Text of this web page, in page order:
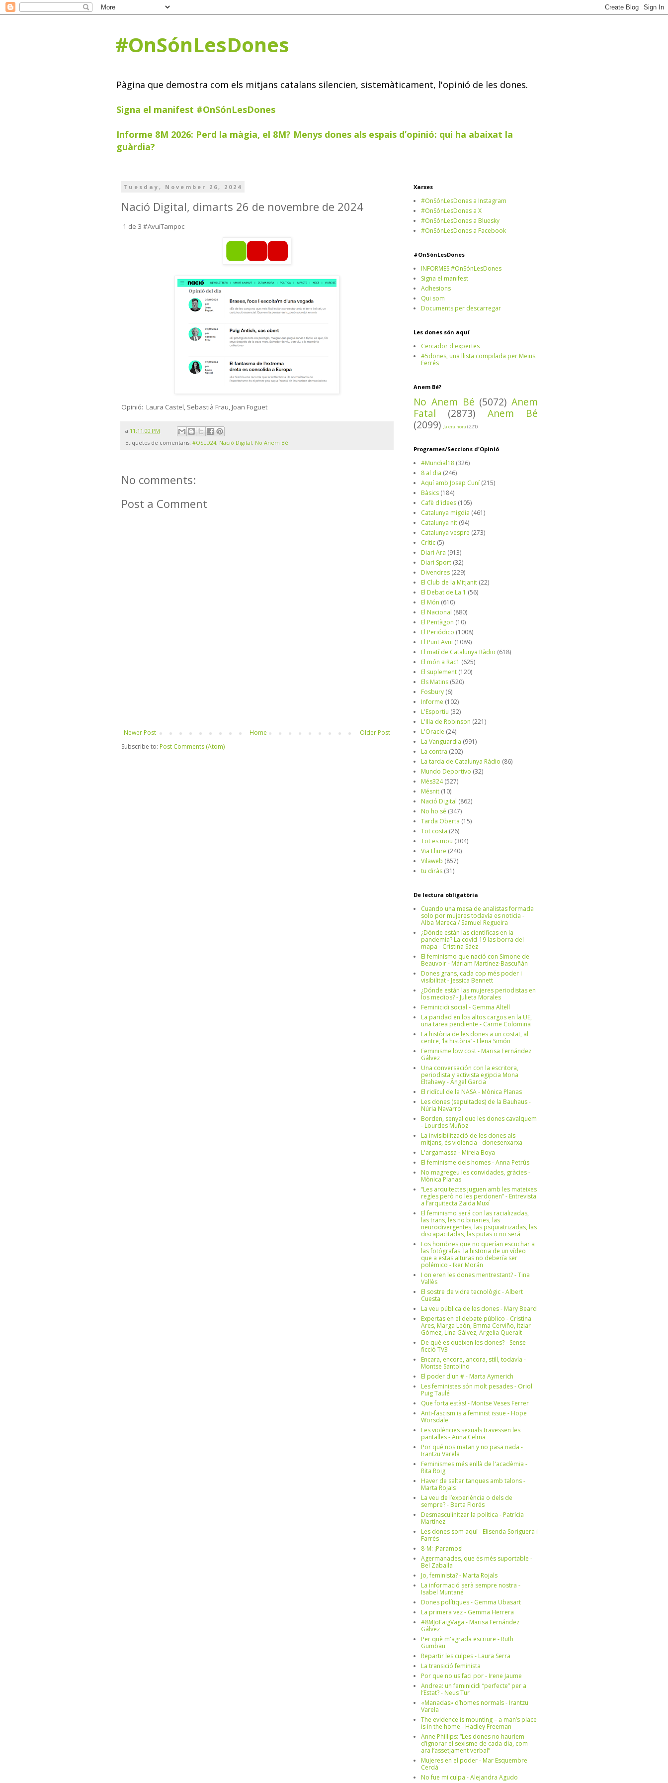
#OnSónLesDones
Pàgina que demostra com els mitjans catalans silencien, sistemàticament, l'opinió de les dones.
Signa el manifest #OnSónLesDones
Informe 8M 2026: Perd la màgia, el 8M? Menys dones als espais d’opinió: qui ha abaixat la
guàrdia?
Tuesday, November 26, 2024
Nació Digital, dimarts 26 de novembre de 2024
1 de 3 #AvuiTampoc
Opinió: Laura Castel, Sebastià Frau, Joan Foguet
a 11:11:00 PM
Etiquetes de comentaris: #OSLD24, Nació Digital, No Anem Bé
No comments:
Post a Comment
Newer Post Older Post
Home
Subscribe to: Post Comments (Atom)
Xarxes
#OnSónLesDones a Instagram
#OnSónLesDones a X
#OnSónLesDones a Bluesky
#OnSónLesDones a Facebook
#OnSónLesDones
INFORMES #OnSónLesDones
Signa el manifest
Adhesions
Qui som
Documents per descarregar
Les dones són aquí
Cercador d'expertes
#5dones, una llista compilada per Meius
Ferrés
Anem Bé?
No Anem Bé (5072) Anem
Fatal
(2873)
Anem Bé
(2099) Ja era hora (221)
Programes/Seccions d'Opinió
#Mundial18 (326)
8 al dia (246)
Aquí amb Josep Cuní (215)
Bàsics (184)
Cafè d'idees (105)
Catalunya migdia (461)
Catalunya nit (94)
Catalunya vespre (273)
Crític (5)
Diari Ara (913)
Diari Sport (32)
Divendres (229)
El Club de la Mitjanit (22)
El Debat de La 1 (56)
El Món (610)
El Nacional (880)
El Pentàgon (10)
El Periódico (1008)
El Punt Avui (1089)
El matí de Catalunya Ràdio (618)
El món a Rac1 (625)
El suplement (120)
Els Matins (520)
Fosbury (6)
Informe (102)
L'Esportiu (32)
L'Illa de Robinson (221)
L'Oracle (24)
La Vanguardia (991)
La contra (202)
La tarda de Catalunya Ràdio (86)
Mundo Deportivo (32)
Més324 (527)
Mésnit (10)
Nació Digital (862)
No ho sé (347)
Tarda Oberta (15)
Tot costa (26)
Tot es mou (304)
Via Lliure (240)
Vilaweb (857)
tu diràs (31)
De lectura obligatòria
Cuando una mesa de analistas formada
solo por mujeres todavía es noticia -
Alba Mareca / Samuel Regueira
¿Dónde están las científicas en la
pandemia? La covid-19 las borra del
mapa - Cristina Sáez
El feminismo que nació con Simone de
Beauvoir - Máriam Martínez-Bascuñán
Dones grans, cada cop més poder i
visibilitat - Jessica Bennett
¿Dónde están las mujeres periodistas en
los medios? - Julieta Morales
Feminicidi social - Gemma Altell
La paridad en los altos cargos en la UE,
una tarea pendiente - Carme Colomina
La història de les dones a un costat, al
centre, ‘la història’ - Elena Simón
Feminisme low cost - Marisa Fernández
Gálvez
Una conversación con la escritora,
periodista y activista egipcia Mona
Eltahawy - Àngel Garcia
El ridícul de la NASA - Mònica Planas
Les dones (sepultades) de la Bauhaus -
Núria Navarro
Borden, senyal que les dones cavalquem
- Lourdes Muñoz
La invisibilització de les dones als
mitjans, és violència - donesenxarxa
L'argamassa - Mireia Boya
El feminisme dels homes - Anna Petrús
No magregeu les convidades, gràcies -
Mònica Planas
“Les arquitectes juguen amb les mateixes
regles però no les perdonen” - Entrevista
a l’arquitecta Zaida Muxí
El feminismo será con las racializadas,
las trans, les no binaries, las
neurodivergentes, las psquiatrizadas, las
discapacitadas, las putas o no será
Los hombres que no querían escuchar a
las fotógrafas: la historia de un vídeo
que a estas alturas no debería ser
polémico - Iker Morán
I on eren les dones mentrestant? - Tina
Vallès
El sostre de vidre tecnològic - Albert
Cuesta
La veu pública de les dones - Mary Beard
Expertas en el debate público - Cristina
Ares, Marga León, Emma Cerviño, Itziar
Gómez, Lina Gálvez, Argelia Queralt
De què es queixen les dones? - Sense
ficció TV3
Encara, encore, ancora, still, todavía -
Montse Santolino
El poder d'un # - Marta Aymerich
Les feministes són molt pesades - Oriol
Puig Taulé
Que forta estàs! - Montse Veses Ferrer
Anti-fascism is a feminist issue - Hope
Worsdale
Les violències sexuals travessen les
pantalles - Anna Celma
Por qué nos matan y no pasa nada -
Irantzu Varela
Feminismes més enllà de l'acadèmia -
Rita Roig
Haver de saltar tanques amb talons -
Marta Rojals
La veu de l’experiència o dels de
sempre? - Berta Florés
Desmasculinitzar la política - Patrícia
Martínez
Les dones som aquí - Elisenda Soriguera i
Farrés
8-M: ¡Paramos!
Agermanades, que és més suportable -
Bel Zaballa
Jo, feminista? - Marta Rojals
La informació serà sempre nostra -
Isabel Muntané
Dones polítiques - Gemma Ubasart
La primera vez - Gemma Herrera
#8MJoFaigVaga - Marisa Fernández
Gálvez
Per què m'agrada escriure - Ruth
Gumbau
Repartir les culpes - Laura Serra
La transició feminista
Por que no us faci por - Irene Jaume
Andrea: un feminicidi “perfecte” per a
l’Estat? - Neus Tur
«Manadas» d’homes normals - Irantzu
Varela
The evidence is mounting – a man’s place
is in the home - Hadley Freeman
Anne Phillips: “Les dones no hauríem
d’ignorar el sexisme de cada dia, com
ara l’assetjament verbal”
Mujeres en el poder - Mar Esquembre
Cerdá
No fue mi culpa - Alejandra Agudo